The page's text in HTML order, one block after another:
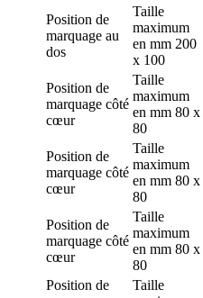
Position de
marquage au
dos
Taille
maximum
en mm 200
x 100
Position de
marquage côté
cœur
Taille
maximum
en mm 80 x
80
Position de
marquage côté
cœur
Taille
maximum
en mm 80 x
80
Position de
marquage côté
cœur
Taille
maximum
en mm 80 x
80
Position de
Taille